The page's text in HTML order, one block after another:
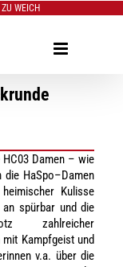
WEICH
HC03 Damen – wie
die HaSpo–Damen
Kulisse
an spürbar unddie
zahlreicher
mit Kampfgeist und
v.a. über die